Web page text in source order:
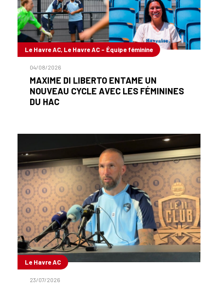
Le Havre AC, Le Havre AC - Équipe féminine
04/08/2026
MAXIME DI LIBERTO ENTAME UN
NOUVEAU CYCLE AVEC LES FÉMININES
DU HAC
Le Havre AC
23/07/2026